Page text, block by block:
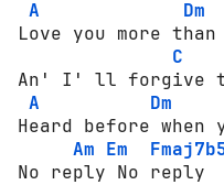
A
Dm
Love you more
C
An' I' ll forgive
A
Dm
Heard before when
Am Em
No reply No reply